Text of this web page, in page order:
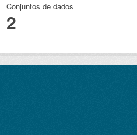
Conjuntos de dados
2